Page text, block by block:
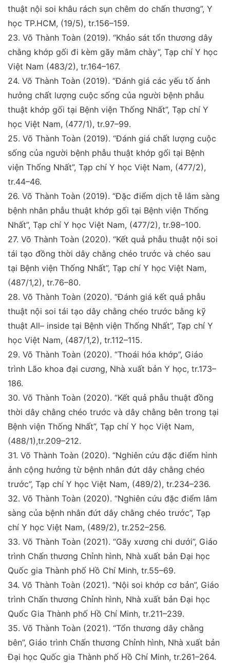
thuật nội soi khâu rách sụn chêm do chấn thương”, Y
học TP.HCM, (19/5), tr.156–159.
23. Võ Thành Toàn (2019). “Khảo sát tổn thương dây
chằng khớp gối đi kèm gãy mâm chày”, Tạp chí Y học
Việt Nam (483/2), tr.164–167.
24. Võ Thành Toàn (2019). “Đánh giá các yếu tố ảnh
hưởng chất lượng cuộc sống của người bệnh phẫu
thuật khớp gối tại Bệnh viện Thống Nhất”, Tạp chí Y
học Việt Nam, (477/1), tr.97–99.
25. Võ Thành Toàn (2019). “Đánh giá chất lượng cuộc
sống của người bệnh phẫu thuật khớp gối tại Bệnh
viện Thống Nhất”, Tạp chí Y học Việt Nam, (477/2),
tr.44–46.
26. Võ Thành Toàn (2019). “Đặc điểm dịch tễ lâm sàng
bệnh nhân phẫu thuật khớp gối tại Bệnh viện Thống
Nhất”, Tạp chí Y học Việt Nam, (477/2), tr.98–100.
27. Võ Thành Toàn (2020). “Kết quả phẫu thuật nội soi
tái tạo đồng thời dây chằng chéo trước và chéo sau
tại Bệnh viện Thống Nhất”, Tạp chí Y học Việt Nam,
(487/1,2), tr.76–80.
28. Võ Thành Toàn (2020). “Đánh giá kết quả phẫu
thuật nội soi tái tạo dây chằng chéo trước bằng kỹ
thuật All– inside tại Bệnh viện Thống Nhất”, Tạp chí Y
học Việt Nam, (487/1,2), tr.112–115.
29. Võ Thành Toàn (2020). “Thoái hóa khớp”, Giáo
trình Lão khoa đại cương, Nhà xuất bản Y học, tr.173–
186.
30. Võ Thành Toàn (2020). “Kết quả phẫu thuật đồng
thời dây chằng chéo trước và dây chằng bên trong tại
Bệnh viện Thống Nhất”, Tạp chí Y học Việt Nam,
(488/1),tr.209–212.
31. Võ Thành Toàn (2020). “Nghiên cứu đặc điểm hình
ảnh cộng hưởng từ bệnh nhân đứt dây chằng chéo
trước”, Tạp chí Y học Việt Nam, (489/2), tr.234–236.
32. Võ Thành Toàn (2020). “Nghiên cứu đặc điểm lâm
sàng của bệnh nhân đứt dây chằng chéo trước”, Tạp
chí Y học Việt Nam, (489/2), tr.252–256.
33. Võ Thành Toàn (2021). “Gãy xương chi dưới”, Giáo
trình Chấn thương Chỉnh hình, Nhà xuất bản Đại học
Quốc gia Thành phố Hồ Chí Minh, tr.55–69.
34. Võ Thành Toàn (2021). “Nội soi khớp cơ bản”, Giáo
trình Chấn thương Chỉnh hình, Nhà xuất bản Đại học
Quốc Gia Thành phố Hồ Chí Minh, tr.211–239.
35. Võ Thành Toàn (2021). “Tổn thương dây chằng
bên”, Giáo trình Chấn thương Chỉnh hình, Nhà xuất bản
Đại học Quốc gia Thành phố Hồ Chí Minh, tr.261–264.